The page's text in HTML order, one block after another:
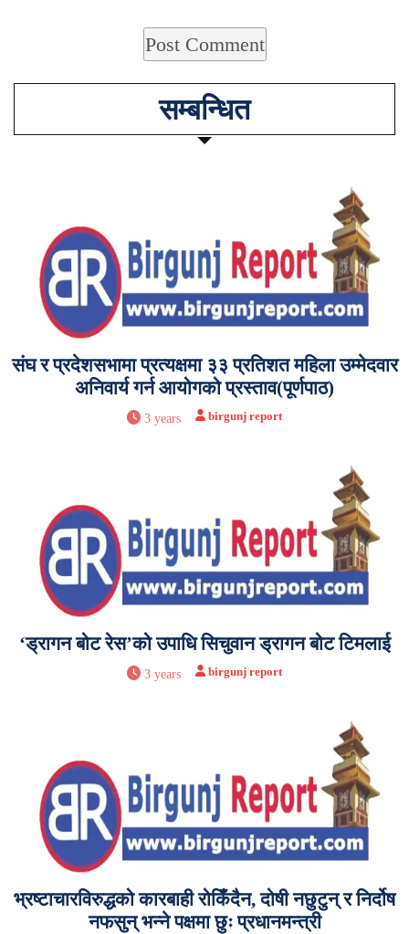
सम्बन्धित
संघ र प्रदेशसभामा प्रत्यक्षमा ३३ प्रतिशत महिला उम्मेदवार
अनिवार्य गर्न आयोगको प्रस्ताव(पूर्णपाठ)
3 years birgunj report
‘ड्रागन बोट रेस’को उपाधि सिचुवान ड्रागन बोट टिमलाई
3 years birgunj report
भ्रष्टाचारविरुद्धको कारबाही रोकिँदैन, दोषी नछुटुन् र निर्दोष
नफसुन् भन्ने पक्षमा छुः प्रधानमन्त्री